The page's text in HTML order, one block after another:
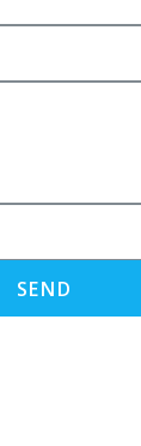
SEND